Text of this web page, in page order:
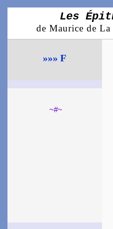
Les
de Maurice de
»»» F
~#~